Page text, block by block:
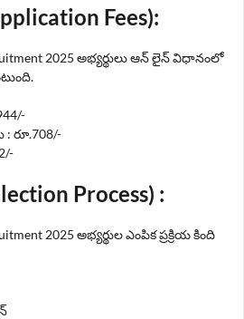
Fees):
2025 అభ్యర్థులు ఆన్ లైన్ విధానంలో
: రూ.708/-
Process) :
2025 అభ్యర్థుల ఎంపిక ప్రక్రియ కింది